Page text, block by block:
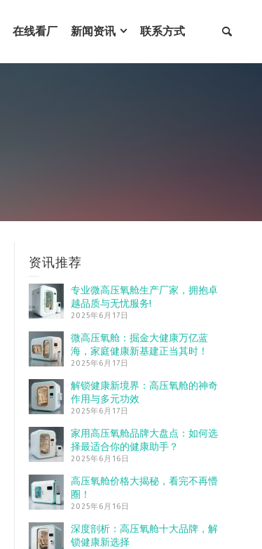
在线看厂 新闻资讯 联系方式
资讯推荐
专业微高压氧舱生产厂家，拥抱卓
越品质与无忧服务!
2025年6月17日
微高压氧舱：掘金大健康万亿蓝
海，家庭健康新基建正当其时！
2025年6月17日
解锁健康新境界：高压氧舱的神奇
作用与多元功效
2025年6月17日
家用高压氧舱品牌大盘点：如何选
择最适合你的健康助手？
2025年6月16日
高压氧舱价格大揭秘，看完不再懵
圈！
2025年6月16日
深度剖析：高压氧舱十大品牌，解
锁健康新选择